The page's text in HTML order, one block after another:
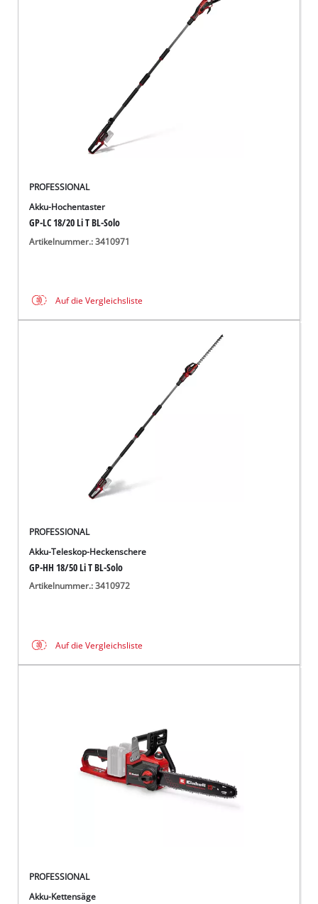
PROFESSIONAL
Akku-Hochentaster
GP-LC 18/20 Li T BL-Solo
Artikelnummer.: 3410971
Auf die Vergleichsliste
PROFESSIONAL
Akku-Teleskop-Heckenschere
GP-HH 18/50 Li T BL-Solo
Artikelnummer.: 3410972
Auf die Vergleichsliste
PROFESSIONAL
Akku-Kettensäge